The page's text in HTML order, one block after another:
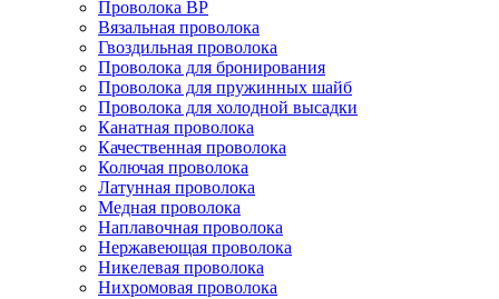
Проволока ВР
Вязальная проволока
Гвоздильная проволока
Проволока для бронирования
Проволока для пружинных шайб
Проволока для холодной высадки
Канатная проволока
Качественная проволока
Колючая проволока
Латунная проволока
Медная проволока
Наплавочная проволока
Нержавеющая проволока
Никелевая проволока
Нихромовая проволока